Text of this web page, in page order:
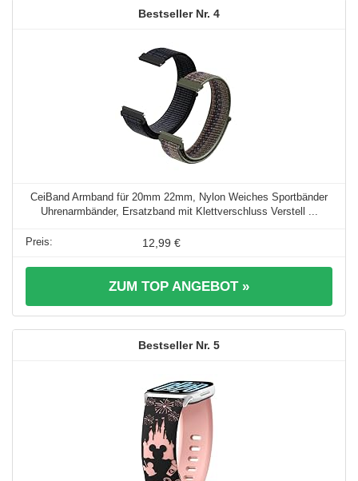
4
CeiBand Armband für 20mm 22mm, Nylon Weiches Sportbänder
Uhrenarmbänder, Ersatzband mit Klettverschluss Verstell ...
12,99 €
ZUM TOP ANGEBOT »
5